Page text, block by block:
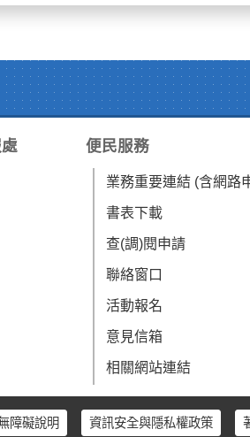
便民服務
業務重要連結 (含網路
書表下載
查(調)閱申請
聯絡窗口
活動報名
意見信箱
相關網站連結
障礙說明 資訊安全與隱私權政策